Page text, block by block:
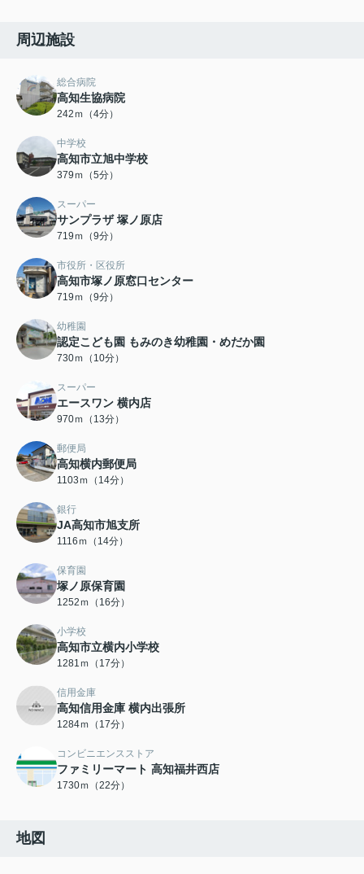
周辺施設
総合病院
高知生協病院
242ｍ（4分）
中学校
高知市立旭中学校
379ｍ（5分）
スーパー
サンプラザ 塚ノ原店
719ｍ（9分）
市役所・区役所
高知市塚ノ原窓口センター
719ｍ（9分）
幼稚園
認定こども園 もみのき幼稚園・めだか園
730ｍ（10分）
スーパー
エースワン 横内店
970ｍ（13分）
郵便局
高知横内郵便局
1103ｍ（14分）
銀行
JA高知市旭支所
1116ｍ（14分）
保育園
塚ノ原保育園
1252ｍ（16分）
小学校
高知市立横内小学校
1281ｍ（17分）
信用金庫
高知信用金庫 横内出張所
1284ｍ（17分）
コンビニエンスストア
ファミリーマート 高知福井西店
1730ｍ（22分）
地図